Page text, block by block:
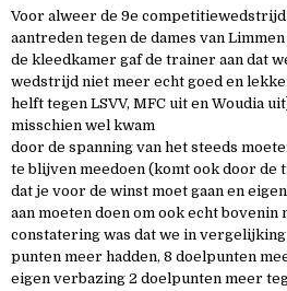
Voor alweer de 9e
aantreden tegen de dames van
de kleedkamer gaf de trainer aan dat
wedstrijd niet meer echt goed en
helft tegen LSVV, MFC uit en Woudia
misschien wel kwam
door de spanning van het steeds
te blijven meedoen (komt ook door
dat je voor de winst moet gaan en
aan moeten doen om ook echt bovenin
constatering was dat we in
punten meer hadden, 8 doelpunten
eigen verbazing 2 doelpunten meer